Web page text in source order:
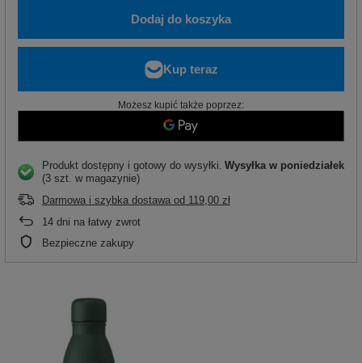
Dodaj do koszyka
Możesz kupić także poprzez:
Produkt dostępny i gotowy do wysyłki Wysyłka w poniedziałek
(3 szt. w magazynie)
Darmowa i szybka dostawa od 119,00 zł
14 dni na łatwy zwrot
Bezpieczne zakupy